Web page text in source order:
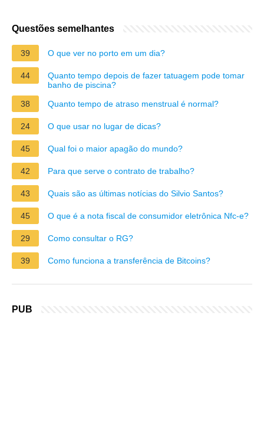
Questões semelhantes
39 O que ver no porto em um dia?
44
Quanto tempo depois de fazer tatuagem pode tomar
banho de piscina?
38
Quanto tempo de atraso menstrual é normal?
24 O que usar no lugar de dicas?
45 Qual foi o maior apagão do mundo?
42 Para que serve o contrato de trabalho?
43 Quais são as últimas notícias do Silvio Santos?
45 O que é a nota fiscal de consumidor eletrônica Nfc-e?
29 Como consultar o RG?
39 Como funciona a transferência de Bitcoins?
PUB